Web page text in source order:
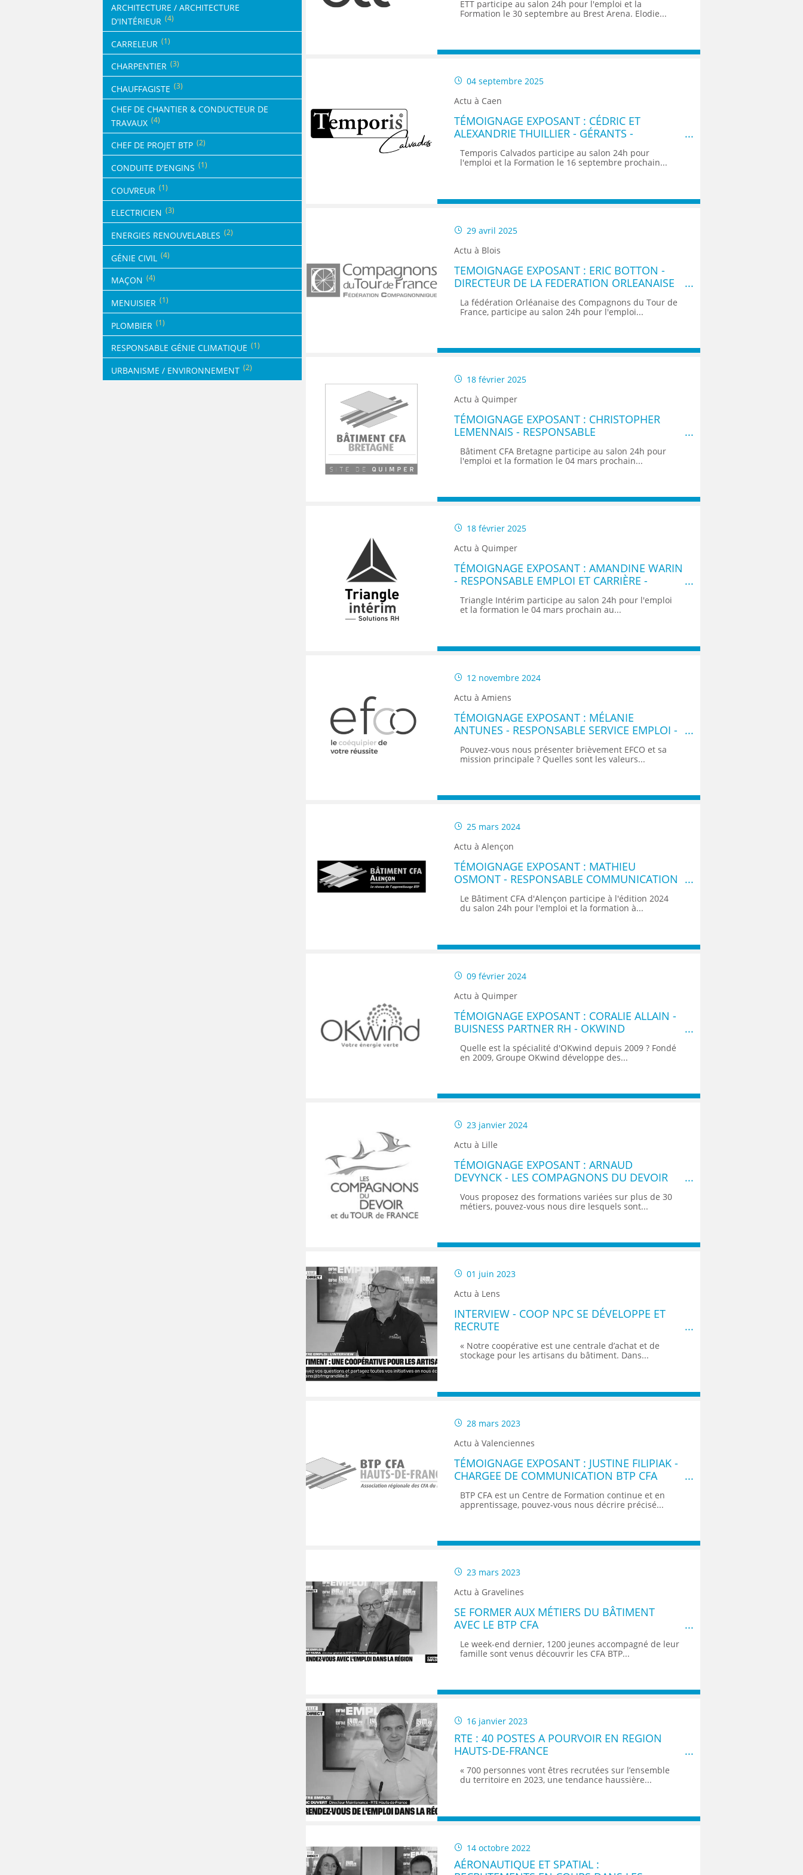
WATTRELOS
MARCQ-EN-BAROEUL
LENS
MAUBEUGE
SOISSONS
LOMME
MÉCANIQUE
MÉTALLURGIE
MÉTIERS DE BOUCHE
OPERATEUR DE PRODUCTION
OPERATEUR RÉGLEUR
PRODUCTION
PRODUCTION / CONDUITE MACHINE
SÉCURITÉ
DOUAI
VALENCIENNES
COMPIÈGNE
MARCQ-EN-BAROEUL
LENS
MAUBEUGE
LIÉVIN
SOISSONS
LOMME
WATTRELOS
MARCQ-EN-BAROEUL
LENS
MAUBEUGE
LIÉVIN
SOISSONS
LOMME
INSPECTION / CONTRÔLE
JARDINAGE
MÉCANICIEN AUTOMOBILE
MÉTIERS DE BOUCHE
PRÉPARATEUR DE VÉHICULES
RESTAURATION
SCIENCES HUMAINES
VENDEUR BOUTIQUE & MAGASIN
ETT participe au salon 24h pour l'emploi et la
Formation le 30 septembre au Brest Arena. Elodie...
04 septembre 2025
Actu à Caen
TÉMOIGNAGE EXPOSANT : CÉDRIC ET
ALEXANDRIE THUILLIER - GÉRANTS -
TEMPORIS CALVADOS
Temporis Calvados participe au salon 24h pour
l'emploi et la Formation le 16 septembre prochain...
29 avril 2025
Actu à Blois
TEMOIGNAGE EXPOSANT : ERIC BOTTON -
DIRECTEUR DE LA FEDERATION ORLEANAISE
La fédération Orléanaise des Compagnons du Tour de
France, participe au salon 24h pour l'emploi...
18 février 2025
Actu à Quimper
TÉMOIGNAGE EXPOSANT : CHRISTOPHER
LEMENNAIS - RESPONSABLE
COMMUNICATION - BÂTIMENT CFA
BRETAGNE
Bâtiment CFA Bretagne participe au salon 24h pour
l'emploi et la formation le 04 mars prochain...
18 février 2025
Actu à Quimper
TÉMOIGNAGE EXPOSANT : AMANDINE WARIN
- RESPONSABLE EMPLOI ET CARRIÈRE -
TRIANGLE INTÉRIM
Triangle Intérim participe au salon 24h pour l'emploi
et la formation le 04 mars prochain au...
12 novembre 2024
Actu à Amiens
TÉMOIGNAGE EXPOSANT : MÉLANIE
ANTUNES - RESPONSABLE SERVICE EMPLOI -
Pouvez-vous nous présenter brièvement EFCO et sa
mission principale ? Quelles sont les valeurs...
25 mars 2024
Actu à Alençon
TÉMOIGNAGE EXPOSANT : MATHIEU
OSMONT - RESPONSABLE COMMUNICATION
- BATIMENT CFA ALENCON
Le Bâtiment CFA d'Alençon participe à l'édition 2024
du salon 24h pour l'emploi et la formation à...
09 février 2024
Actu à Quimper
TÉMOIGNAGE EXPOSANT : CORALIE ALLAIN -
BUISNESS PARTNER RH - OKWIND
Quelle est la spécialité d'OKwind depuis 2009 ? Fondé
en 2009, Groupe OKwind développe des...
23 janvier 2024
Actu à Lille
TÉMOIGNAGE EXPOSANT : ARNAUD
DEVYNCK - LES COMPAGNONS DU DEVOIR
Vous proposez des formations variées sur plus de 30
métiers, pouvez-vous nous dire lesquels sont...
01 juin 2023
Actu à Lens
INTERVIEW - COOP NPC SE DÉVELOPPE ET
RECRUTE
« Notre coopérative est une centrale d’achat et de
stockage pour les artisans du bâtiment. Dans...
28 mars 2023
Actu à Valenciennes
TÉMOIGNAGE EXPOSANT : JUSTINE FILIPIAK -
CHARGEE DE COMMUNICATION BTP CFA
BTP CFA est un Centre de Formation continue et en
apprentissage, pouvez-vous nous décrire précisé...
23 mars 2023
Actu à Gravelines
SE FORMER AUX MÉTIERS DU BÂTIMENT
AVEC LE BTP CFA
Le week-end dernier, 1200 jeunes accompagné de leur
famille sont venus découvrir les CFA BTP...
16 janvier 2023
RTE : 40 POSTES A POURVOIR EN REGION
HAUTS-DE-FRANCE
« 700 personnes vont êtres recrutées sur l’ensemble
du territoire en 2023, une tendance haussière...
14 octobre 2022
AÉRONAUTIQUE ET SPATIAL :
ARCHITECTURE / ARCHITECTURE
D'INTÉRIEUR (4)
CARRELEUR (1)
CHARPENTIER (3)
CHAUFFAGISTE (3)
CHEF DE CHANTIER & CONDUCTEUR DE
TRAVAUX (4)
CHEF DE PROJET BTP (2)
CONDUITE D'ENGINS (1)
COUVREUR (1)
ELECTRICIEN (3)
ENERGIES RENOUVELABLES (2)
GÉNIE CIVIL (4)
MAÇON (4)
MENUISIER (1)
PLOMBIER (1)
RESPONSABLE GÉNIE CLIMATIQUE (1)
URBANISME / ENVIRONNEMENT (2)